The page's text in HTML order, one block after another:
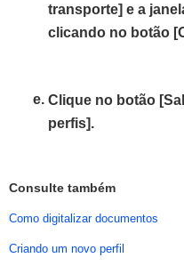
transporte] e a
clicando no botão
Clique no botão
perfis].
Consulte também
Como digitalizar documentos
Criando um novo perfil